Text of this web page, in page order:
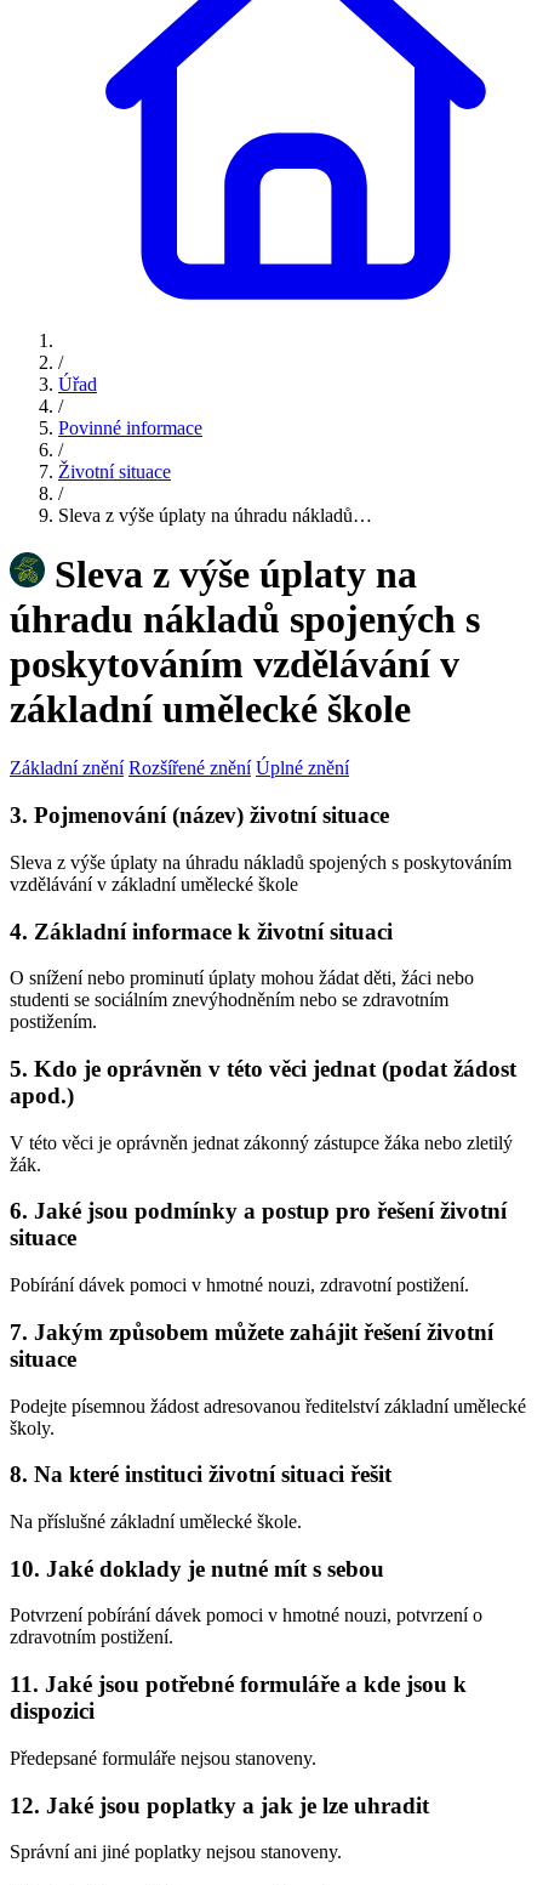
/
Úřad
/
Povinné informace
/
Životní situace
/
Sleva z výše úplaty na úhradu nákladů…
Sleva z výše úplaty na
úhradu nákladů spojených s
poskytováním vzdělávání v
základní umělecké škole
Základní znění Rozšířené znění Úplné znění
3. Pojmenování (název) životní situace
Sleva z výše úplaty na úhradu nákladů spojených s poskytováním
vzdělávání v základní umělecké škole
4. Základní informace k životní situaci
O snížení nebo prominutí úplaty mohou žádat děti, žáci nebo
studenti se sociálním znevýhodněním nebo se zdravotním
postižením.
5. Kdo je oprávněn v této věci jednat (podat žádost
apod.)
V této věci je oprávněn jednat zákonný zástupce žáka nebo zletilý
žák.
6. Jaké jsou podmínky a postup pro řešení životní
situace
Pobírání dávek pomoci v hmotné nouzi, zdravotní postižení.
7. Jakým způsobem můžete zahájit řešení životní
situace
Podejte písemnou žádost adresovanou ředitelství základní umělecké
školy.
8. Na které instituci životní situaci řešit
Na příslušné základní umělecké škole.
10. Jaké doklady je nutné mít s sebou
Potvrzení pobírání dávek pomoci v hmotné nouzi, potvrzení o
zdravotním postižení.
11. Jaké jsou potřebné formuláře a kde jsou k
dispozici
Předepsané formuláře nejsou stanoveny.
12. Jaké jsou poplatky a jak je lze uhradit
Správní ani jiné poplatky nejsou stanoveny.